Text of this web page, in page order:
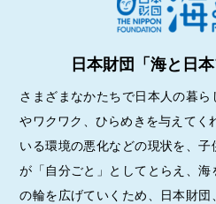
日本財団「海と日
さまざまなかたちで日本人の暮
やワクワク、ひらめきを与えてく
いる環境の悪化などの現状を、
が「自分ごと」としてとらえ、
の輪を広げていくため、日本財